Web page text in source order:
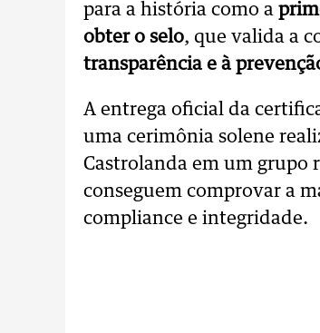
para a história como a
obter o selo, que valida a
transparência e à
A entrega oficial da
uma cerimônia solene
Castrolanda em um grupo
conseguem comprovar a
compliance e integridade.